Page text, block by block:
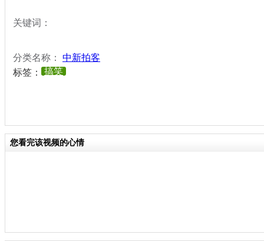
关键词：
分类名称： 中新拍客
标签：
搞笑
您看完该视频的心情